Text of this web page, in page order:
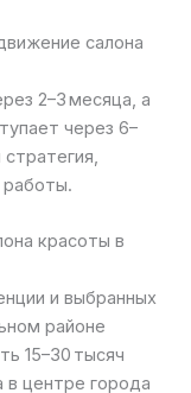
салона
2–3 месяца, а
через 6–
работы.
красоты в
и выбранных
районе
15–30 тысяч
в центре города